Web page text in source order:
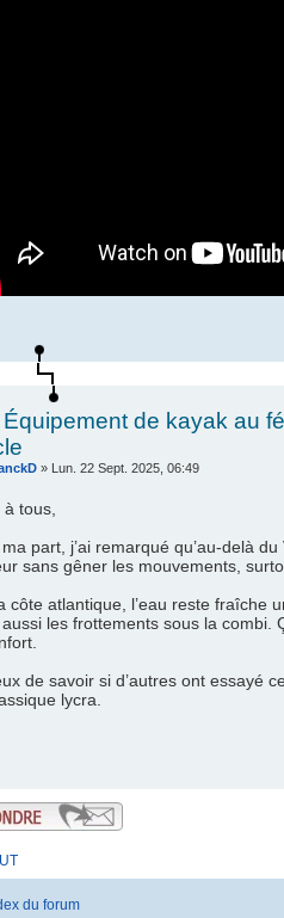
Équipement de kayak au
» Lun. 22 Sept. 2025, 06:49
tous,
part, j’ai remarqué qu’au-delà
sans gêner les mouvements,
côte atlantique, l’eau reste fraîche
les frottements sous la combi.
de savoir si d’autres ont essayé
lycra.
du forum